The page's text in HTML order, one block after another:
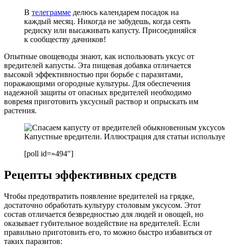
В телеграмме делюсь календарем посадок на
каждый месяц. Никогда не забудешь, когда сеять
редиску или высаживать капусту. Присоединяйся
к сообществу дачников!
Опытные овощеводы знают, как использовать уксус от
вредителей капусты. Эта пищевая добавка отличается
высокой эффективностью при борьбе с паразитами,
поражающими огородные культуры. Для обеспечения
надежной защиты от опасных вредителей необходимо
вовремя приготовить уксусный раствор и опрыскать им
растения.
Капустные вредители. Иллюстрация для статьи
[poll id=»494″]
Рецепты эффективных средств
Чтобы предотвратить появление вредителей на грядке,
достаточно обработать культуру столовым уксусом. Этот
состав отличается безвредностью для людей и овощей, но
оказывает губительное воздействие на вредителей. Если
правильно приготовить его, то можно быстро избавиться от
таких паразитов: